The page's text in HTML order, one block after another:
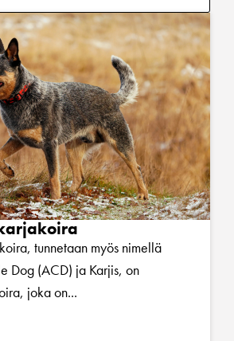
tunnetaan myös nimellä
Dog (ACD) ja Karjis, on
joka on...